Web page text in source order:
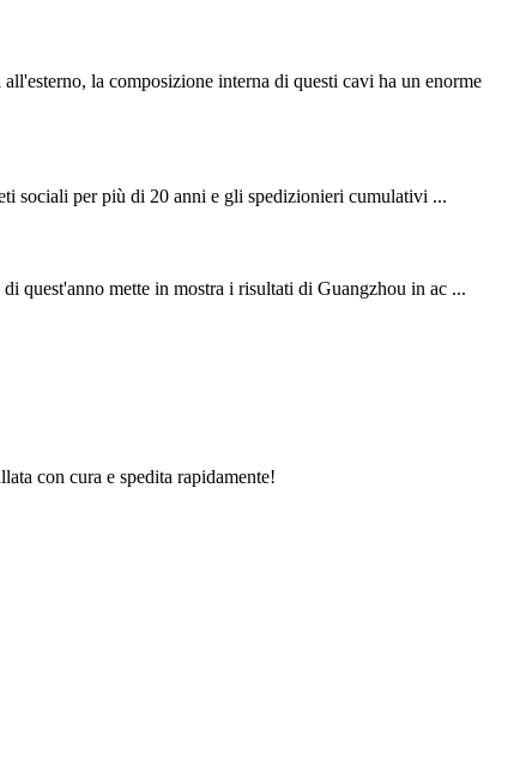
la composizione interna di questi cavi ha un enorme
sociali per più di 20 anni e gli spedizionieri cumulativi ...
quest'anno mette in mostra i risultati di Guangzhou in ac ...
con cura e spedita rapidamente!